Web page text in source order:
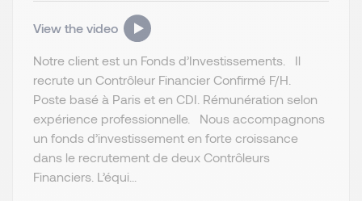
View the video
Notre client est un Fonds d’Investissements. Il
recrute un Contrôleur Financier Confirmé F/H.
Poste basé à Paris et en CDI. Rémunération selon
expérience professionnelle. Nous accompagnons
un fonds d’investissement en forte croissance
dans le recrutement de deux Contrôleurs
Financiers. L’équi...